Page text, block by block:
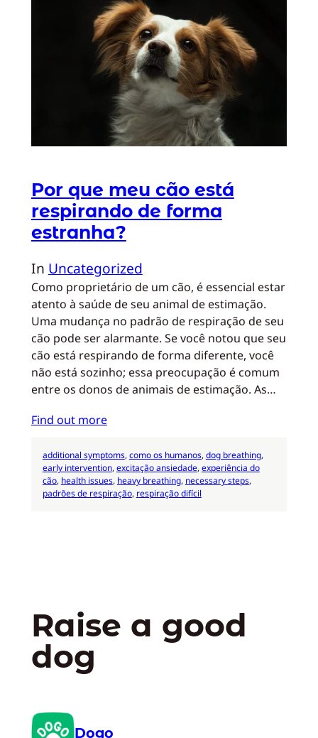
Por que meu cão está
respirando de forma
estranha?
In Uncategorized
Como proprietário de um cão, é essencial estar
atento à saúde de seu animal de estimação.
Uma mudança no padrão de respiração de seu
cão pode ser alarmante. Se você notou que seu
cão está respirando de forma diferente, você
não está sozinho; essa preocupação é comum
entre os donos de animais de estimação. As…
Find out more
additional symptoms, como os humanos, dog breathing
early intervention, excitação ansiedade, experiência do
cão, health issues, heavy breathing, necessary steps
padrões de respiração, respiração difícil
Raise a good
dog
Dogo